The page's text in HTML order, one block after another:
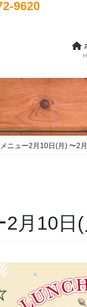
9620
ニュー2月10日(月) 〜2
月10日